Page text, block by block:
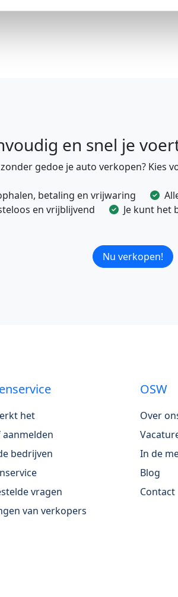
en snel je
gedoe je auto verkopen? Kies
betaling en vrijwaring
en vrijblijvend
Je kunt het
Nu verkopen!
het
bedrijven
vragen
van verkopers
OSW
Over
In de
Blog
Contact